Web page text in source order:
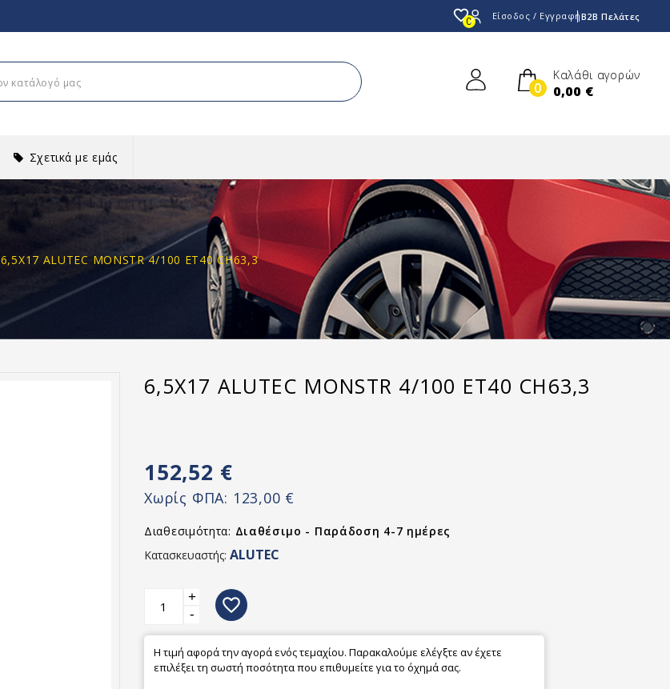
favorite_border0 Είσοδος / ΕγγραφήB2B Πελάτες
0
Καλάθι αγορών
0,00 €
Σχετικά με εμάς
6,5X17 ALUTEC MONSTR 4/100 ET40 CH63,3
6,5X17 ALUTEC MONSTR 4/100 ET40 CH63,3
152,52 €
Χωρίς ΦΠΑ: 123,00 €
Διαθεσιμότητα: Διαθέσιμο - Παράδοση 4-7 ημέρες
Κατασκευαστής: ALUTEC
+
-
favorite_border
Η τιμή αφορά την αγορά ενός τεμαχίου. Παρακαλούμε ελέγξτε αν έχετε
επιλέξει τη σωστή ποσότητα που επιθυμείτε για το όχημά σας.